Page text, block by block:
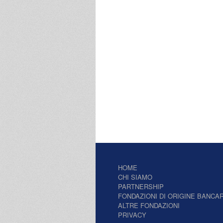
HOME
CHI SIAMO
PARTNERSHIP
FONDAZIONI DI ORIGINE
ALTRE FONDAZIONI
PRIVACY